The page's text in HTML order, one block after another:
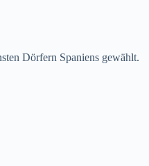
Dörfern Spaniens gewählt.